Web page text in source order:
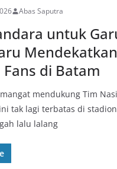
Abas Saputra
untuk
di Batam
mendukung Tim
tak lagi terbatas di
lalu lalang